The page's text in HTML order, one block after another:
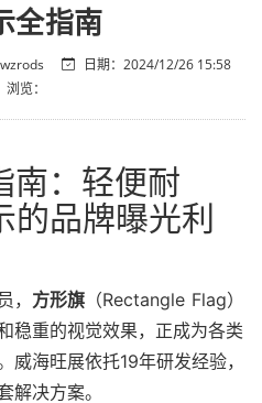
全指南
日期：2024/12/26 15:58
浏览：
南：轻便耐
的品牌曝光利
， 方形旗 （Rectangle Flag）
稳重的视觉效果，正成为各类
威海旺展依托19年研发经验，
解决方案。